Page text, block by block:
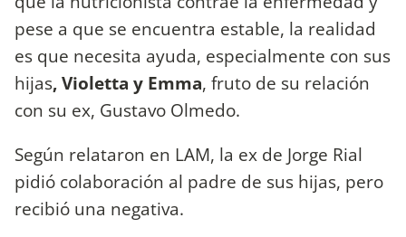
pese a que se encuentra estable, la realidad
es que necesita ayuda, especialmente con sus
hijas, Violetta y Emma, fruto de su relación
con su ex, Gustavo Olmedo.
Según relataron en LAM, la ex de Jorge Rial
pidió colaboración al padre de sus hijas, pero
recibió una negativa.